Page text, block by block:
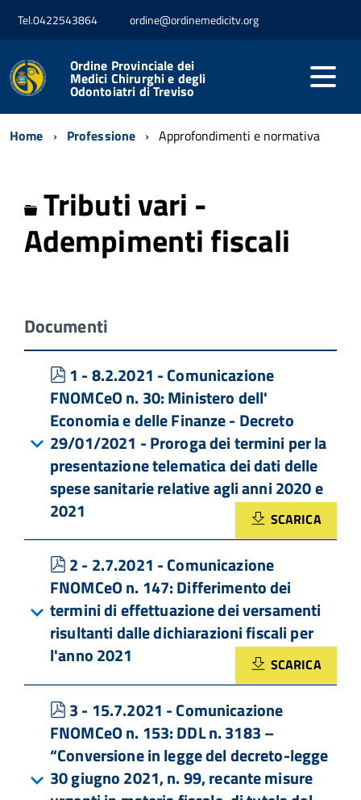
Tel.0422543864 ordine@ordinemedicitv.org
Ordine Provinciale dei
Medici Chirurghi e degli
Odontoiatri di Treviso
Home Professione Approfondimenti e normativa
Cartella
Tributi vari -
Adempimenti fiscali
Documenti
pdf
1 - 8.2.2021 - Comunicazione
FNOMCeO n. 30: Ministero dell'
Economia e delle Finanze - Decreto
29/01/2021 - Proroga dei termini per la
presentazione telematica dei dati delle
spese sanitarie relative agli anni 2020 e
2021
SCARICA
pdf
2 - 2.7.2021 - Comunicazione
FNOMCeO n. 147: Differimento dei
termini di effettuazione dei versamenti
risultanti dalle dichiarazioni fiscali per
l'anno 2021
SCARICA
pdf
3 - 15.7.2021 - Comunicazione
FNOMCeO n. 153: DDL n. 3183 –
“Conversione in legge del decreto-legge
30 giugno 2021, n. 99, recante misure